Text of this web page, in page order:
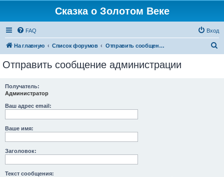
Сказка о Золотом Веке
FAQ Вход
На главную Список форумов Отправить сообщение администрации
Отправить сообщение администрации
Получатель:
Администратор
Ваш адрес email:
Ваше имя:
Заголовок:
Текст сообщения: